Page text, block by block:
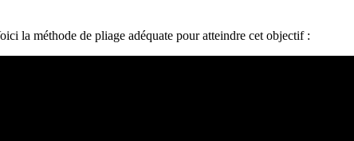
la méthode de pliage adéquate pour atteindre cet objectif :